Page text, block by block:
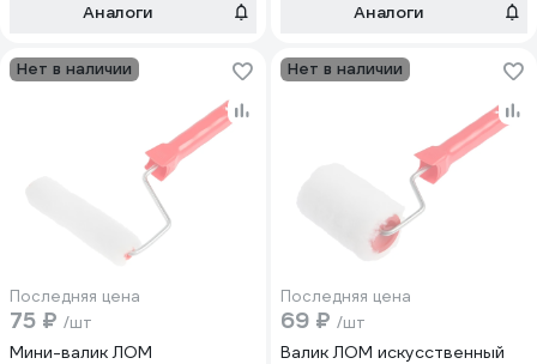
Аналоги Аналоги
Нет в наличии
Последняя цена
75 ₽ /шт
Мини-валик ЛОМ
Нет в наличии
Последняя цена
69 ₽ /шт
Валик ЛОМ искусственный